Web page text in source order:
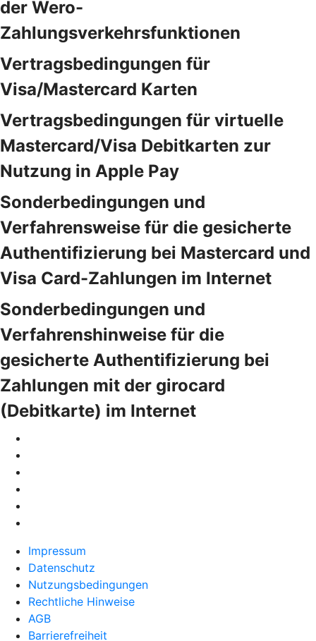
der Wero-
Zahlungsverkehrsfunktionen
Vertragsbedingungen für
Visa/Mastercard Karten
Vertragsbedingungen für virtuelle
Mastercard/Visa Debitkarten zur
Nutzung in Apple Pay
Sonderbedingungen und
Verfahrensweise für die gesicherte
Authentifizierung bei Mastercard und
Visa Card-Zahlungen im Internet
Sonderbedingungen und
Verfahrenshinweise für die
gesicherte Authentifizierung bei
Zahlungen mit der girocard
(Debitkarte) im Internet
Impressum
Datenschutz
Nutzungsbedingungen
Rechtliche Hinweise
AGB
Barrierefreiheit